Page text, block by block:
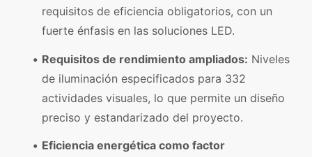
requisitos de eficiencia obligatorios, con un
fuerte énfasis en las soluciones LED.
Requisitos de rendimiento ampliados: Niveles
de iluminación especificados para 332
actividades visuales, lo que permite un diseño
preciso y estandarizado del proyecto.
Eficiencia energética como factor